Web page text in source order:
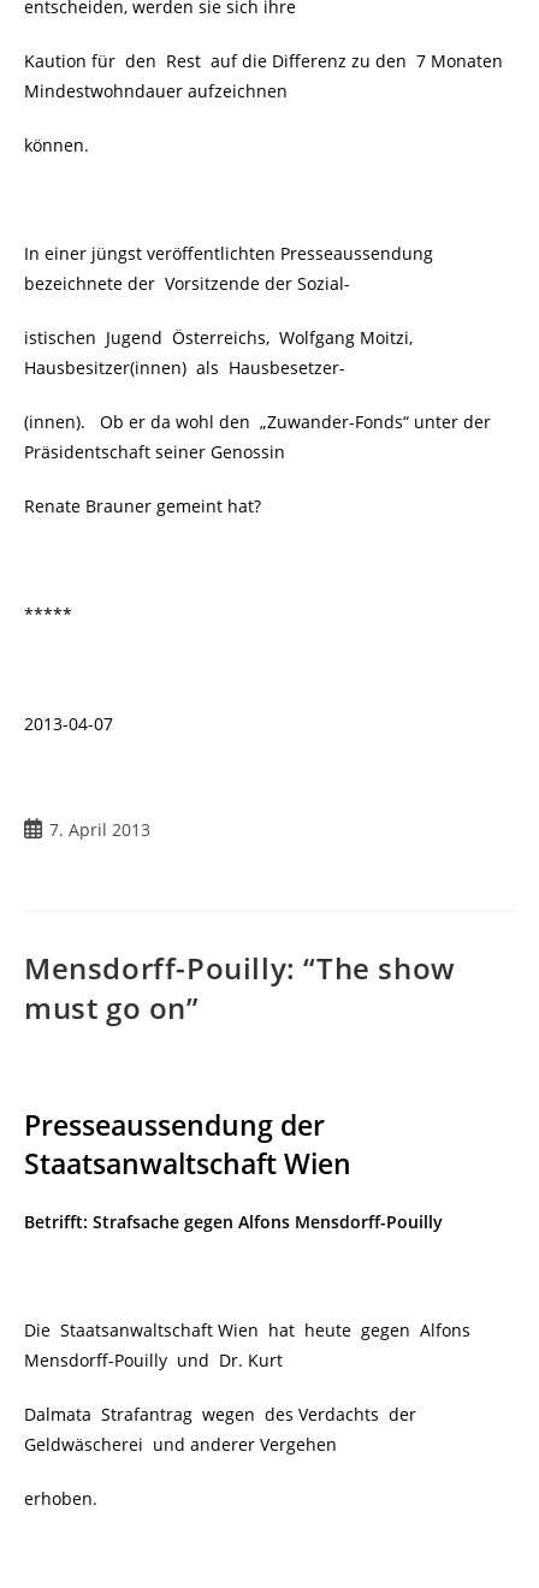
entscheiden, werden sie sich ihre
Kaution für den Rest auf die Differenz zu den 7 Monaten
Mindestwohndauer aufzeichnen
können.
In einer jüngst veröffentlichten Presseaussendung
bezeichnete der Vorsitzende der Sozial-
istischen Jugend Österreichs, Wolfgang Moitzi,
Hausbesitzer(innen) als Hausbesetzer-
(innen). Ob er da wohl den „Zuwander-Fonds“ unter der
Präsidentschaft seiner Genossin
Renate Brauner gemeint hat?
*****
2013-04-07
7. April 2013
Mensdorff-Pouilly: “The show
must go on”
Presseaussendung der
Staatsanwaltschaft Wien
Betrifft: Strafsache gegen Alfons Mensdorff-Pouilly
Die Staatsanwaltschaft Wien hat heute gegen Alfons
Mensdorff-Pouilly und Dr. Kurt
Dalmata Strafantrag wegen des Verdachts der
Geldwäscherei und anderer Vergehen
erhoben.